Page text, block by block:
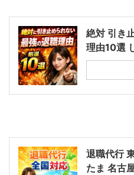
絶対 引き
理由10選
退職代行
たま 名古